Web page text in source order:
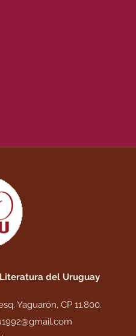
del Uruguay
Yaguarón, CP 11.800.